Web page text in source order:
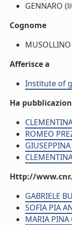
GENNARO
Cognome
Afferisce a
Institute of
Ha
ROMEO
GIUSEPPINA
Http://
GABRIELE
SOFIA PIA
MARIA PINA